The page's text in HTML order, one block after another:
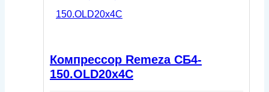
Компрессор Remeza СБ4-
150.OLD20х4С